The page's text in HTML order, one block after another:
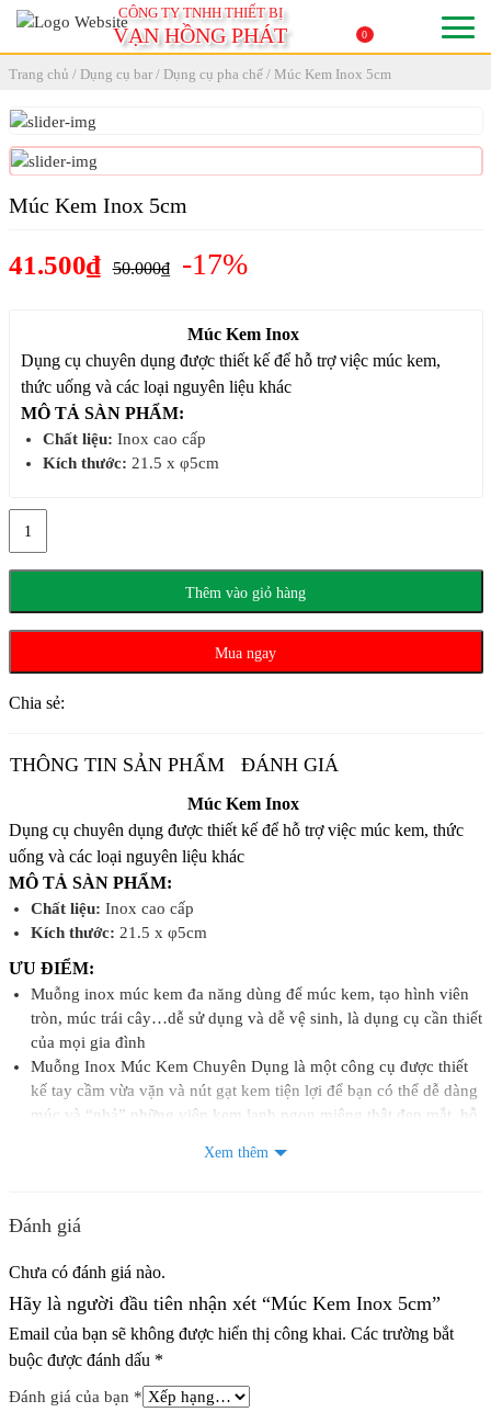
CÔNG TY TNHH THIẾT BỊ
VẠN HỒNG PHÁT 0
Trang chủ / Dụng cụ bar/ Dụng cụ pha chế/ Múc Kem Inox 5cm
Múc Kem Inox 5cm
41.500₫ 50.000₫ -17%
Múc Kem Inox
Dụng cụ chuyên dụng được thiết kế để hỗ trợ việc múc kem,
thức uống và các loại nguyên liệu khác
MÔ TẢ SÀN PHẨM:
Chất liệu: Inox cao cấp
Kích thước: 21.5 x φ5cm
Inox
số
Thêm vào giỏ hàng
Mua ngay
Chia sẻ:
THÔNG TIN SẢN PHẨM ĐÁNH GIÁ
Múc Kem Inox
Dụng cụ chuyên dụng được thiết kế để hỗ trợ việc múc kem, thức
uống và các loại nguyên liệu khác
MÔ TẢ SÀN PHẨM:
Chất liệu: Inox cao cấp
Kích thước: 21.5 x φ5cm
ƯU ĐIỂM:
Muỗng inox múc kem đa năng dùng để múc kem, tạo hình viên
tròn, múc trái cây…dễ sử dụng và dễ vệ sinh, là dụng cụ cần thiết
của mọi gia đình
Muỗng Inox Múc Kem Chuyên Dụng là một công cụ được thiết
kế tay cầm vừa vặn và nút gạt kem tiện lợi để bạn có thể dễ dàng
múc và “nhả” những viên kem lạnh ngon miệng thật đẹp mắt, hỗ
thành viên trong gia đình.
Mua sản phẩm với số lượng lớn vui lòng liên hệ shop để nhận
được giá sỉ
Trường hợp đổi trả lỗi do shop: Phí vận chuyển do shop thanh
toán
Trường hợp đổi trả không phải lỗi của shop: Phí vận chuyển
Xem thêm
Đánh giá
Chưa có đánh giá nào.
Hãy là người đầu tiên nhận xét “Múc Kem Inox 5cm”
Email của bạn sẽ không được hiển thị công khai. Các trường bắt
buộc được đánh dấu *
Đánh giá của bạn *